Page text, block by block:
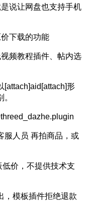
说让网盘也支持手机
下载的功能
频教程插件、帖内选
[attach]aid[attach]形
服人员 再拍商品，或
价，不提供技术支
，模板插件拒绝退款